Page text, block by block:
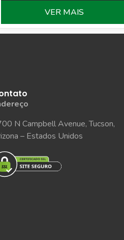
VER MAIS
N Campbell Avenue, Tucson,
– Estados Unidos